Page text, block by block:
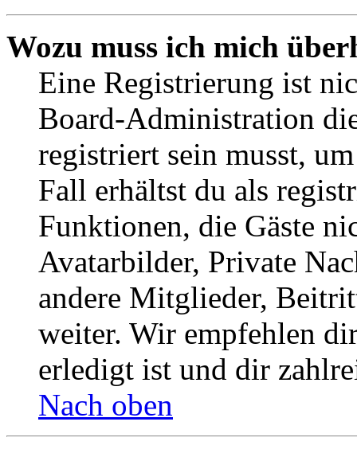
Wozu muss ich mich
Eine Registrierung ist
Board-Administration
registriert sein musst,
Fall erhältst du als
Funktionen, die Gäste
Avatarbilder, Private
andere Mitglieder,
weiter. Wir empfehlen
erledigt ist und dir
Nach oben